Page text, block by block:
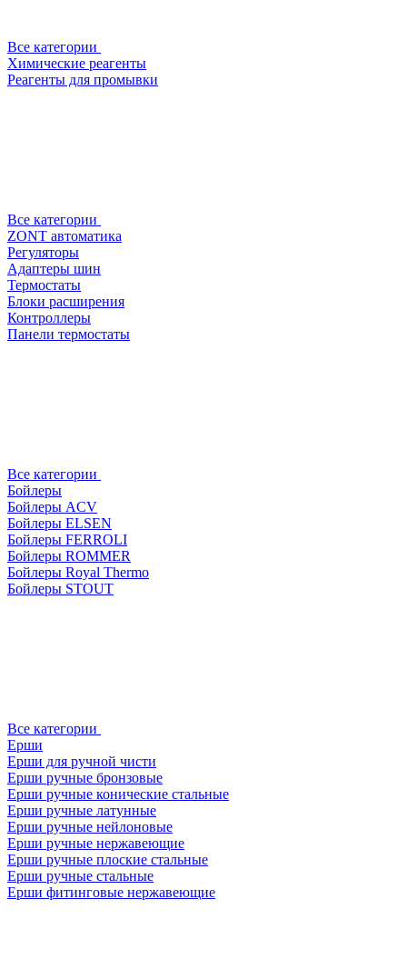
Все категории
Химические реагенты
Реагенты для промывки
Все категории
ZONT автоматика
Регуляторы
Адаптеры шин
Термостаты
Блоки расширения
Контроллеры
Панели термостаты
Все категории
Бойлеры
Бойлеры ACV
Бойлеры ELSEN
Бойлеры FERROLI
Бойлеры ROMMER
Бойлеры Royal Thermo
Бойлеры STOUT
Все категории
Ерши
Ерши для ручной чисти
Ерши ручные бронзовые
Ерши ручные конические стальные
Ерши ручные латунные
Ерши ручные нейлоновые
Ерши ручные нержавеющие
Ерши ручные плоские стальные
Ерши ручные стальные
Ерши фитинговые нержавеющие